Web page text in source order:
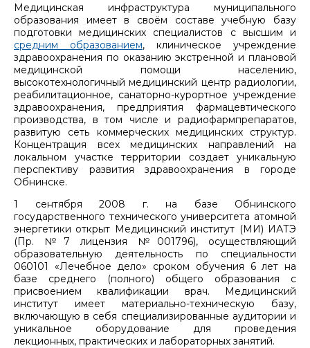
Медицинская инфраструктура муниципального
образования имеет в своём составе учебную базу
подготовки медицинских специалистов с высшим и
средним образованием, клиническое учреждение
здравоохранения по оказанию экстренной и плановой
медицинской помощи населению,
высокотехнологичный медицинский центр радиологии,
реабилитационное, санаторно-курортное учреждение
здравоохранения, предприятия фармацевтического
производства, в том числе и радиофармпрепаратов,
развитую сеть коммерческих медицинских структур.
Концентрация всех медицинских направлений на
локальном участке территории создает уникальную
перспективу развития здравоохранения в городе
Обнинске.
1 сентября 2008 г. на базе Обнинского
государственного технического университета атомной
энергетики открыт Медицинский институт (МИ) ИАТЭ
(Пр. №7 лицензия №001796), осуществляющий
образовательную деятельность по специальности
060101 «Лечебное дело» сроком обучения 6 лет на
базе среднего (полного) общего образования с
присвоением квалификации врач. Медицинский
институт имеет материально-техническую базу,
включающую в себя специализированные аудитории и
уникальное оборудование для проведения
лекционных, практических и лабораторных занятий.